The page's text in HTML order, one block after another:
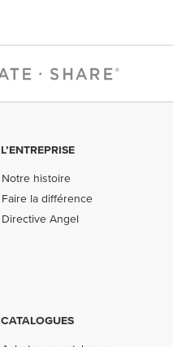
L’ENTREPRISE
Notre histoire
Faire la différence
Directive Angel
CATALOGUES